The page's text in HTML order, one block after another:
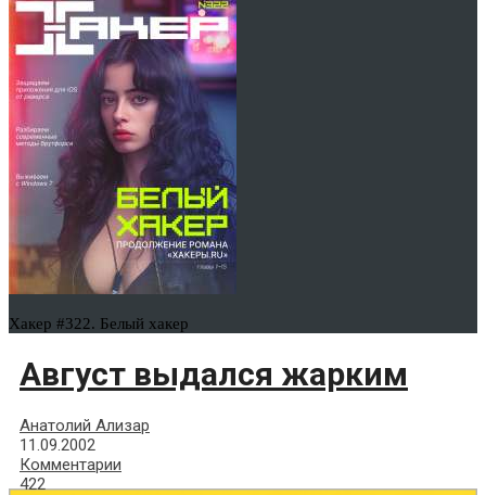
Хакер #322. Белый хакер
Август выдался жарким
Анатолий Ализар
11.09.2002
Комментарии
422